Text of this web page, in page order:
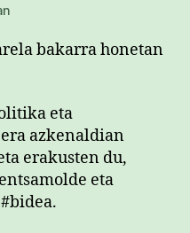
bakarra honetan
eta
azkenaldian
erakusten du,
eta